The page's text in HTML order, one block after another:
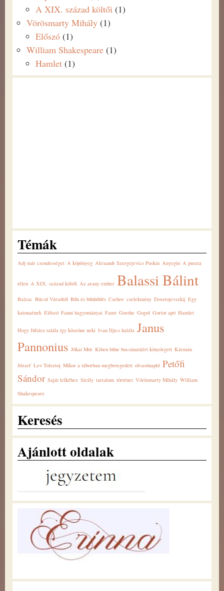
A XIX. század költői (1)
Vörösmarty Mihály (1)
Előszó (1)
William Shakespeare (1)
Hamlet (1)
Témák
Adj már csendességet A köpönyeg Alexandr Szergejevics Puskin Anyegin A puszta
télen A XIX. század költői Az arany ember Balassi Bálint
Balzac Búcsú Váradtól Bűn és bűnhődés Csehov cselekmény Dosztojevszkij Egy
katonaének Előszó Fanni hagyományai Faust Goethe Gogol Goriot apó Hamlet
Hogy Júliára talála így köszöne neki Ivan Iljics halála Janus
Pannonius Jókai Mór Kiben bűne bocsánatáért könyörgett Kármán
József Lev Tolsztoj Mikor a táborban megbetegedett olvasónapló Petőfi
Sándor Saját lelkéhez Sirály tartalom történet Vörösmarty Mihály William
Shakespeare
Keresés
Ajánlott oldalak